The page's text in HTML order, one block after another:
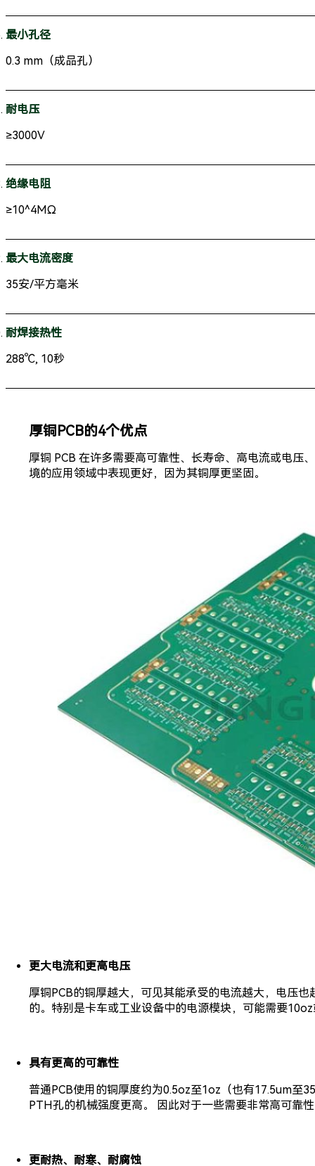
最小孔径
0.3 mm（成品孔）
耐电压
≥3000V
绝缘电阻
≥10^4MΩ
最大电流密度
35安/平方毫米
耐焊接热性
288℃, 10秒
厚铜PCB的4个优点
厚铜 PCB 在许多需要高可靠性、长寿命、高电流或电压
境的应用领域中表现更好，因为其铜厚更坚固。
更大电流和更高电压
厚铜PCB的铜厚越大，可见其能承受的电流越大，电压
的。特别是卡车或工业设备中的电源模块，可能需要
具有更高的可靠性
普通PCB使用的铜厚度约为0.5oz至1oz（也有17.5um至
PTH孔的机械强度更高。 因此对于一些需要非常高可靠
更耐热、耐寒、耐腐蚀